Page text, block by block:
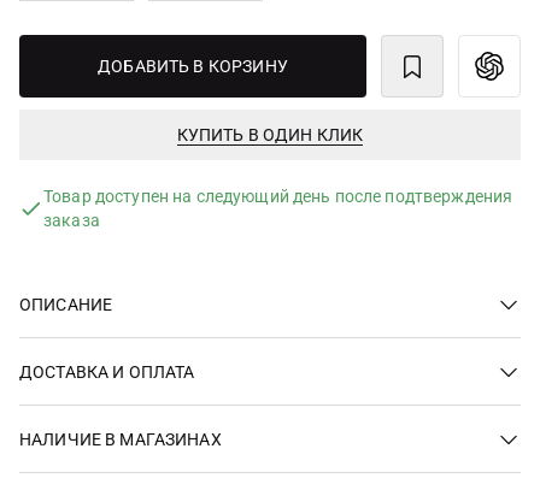
ДОБАВИТЬ В КОРЗИНУ
КУПИТЬ В ОДИН КЛИК
Товар доступен на следующий день после подтверждения
заказа
ОПИСАНИЕ
ДОСТАВКА И ОПЛАТА
НАЛИЧИЕ В МАГАЗИНАХ